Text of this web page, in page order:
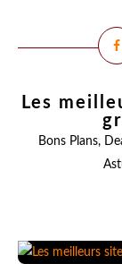
Les
Bons Plans,